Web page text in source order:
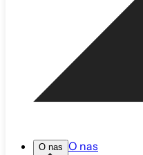
O nas O nas